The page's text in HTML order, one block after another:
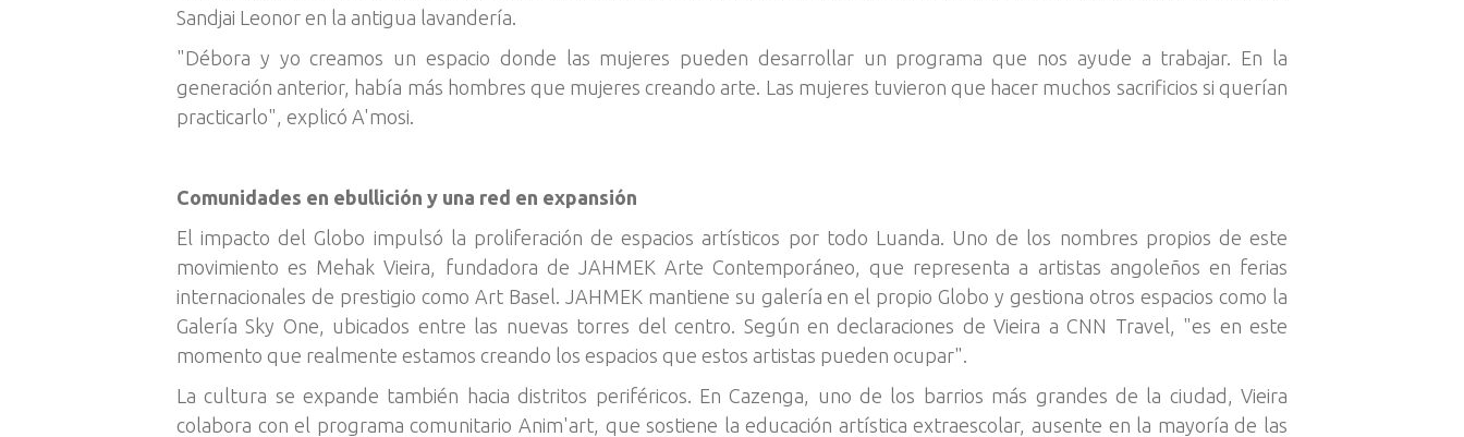
Sandjai Leonor en la antigua lavandería.
"Débora y yo creamos un espacio donde las mujeres pueden desarrollar un programa que nos ayude a trabajar. En la
generación anterior, había más hombres que mujeres creando arte. Las mujeres tuvieron que hacer muchos sacrificios si querían
practicarlo", explicó A'mosi.
Comunidades en ebullición y una red en expansión
El impacto del Globo impulsó la proliferación de espacios artísticos por todo Luanda. Uno de los nombres propios de este
movimiento es Mehak Vieira, fundadora de JAHMEK Arte Contemporáneo, que representa a artistas angoleños en ferias
internacionales de prestigio como Art Basel. JAHMEK mantiene su galería en el propio Globo y gestiona otros espacios como la
Galería Sky One, ubicados entre las nuevas torres del centro. Según en declaraciones de Vieira a CNN Travel, "es en este
momento que realmente estamos creando los espacios que estos artistas pueden ocupar".
La cultura se expande también hacia distritos periféricos. En Cazenga, uno de los barrios más grandes de la ciudad, Vieira
colabora con el programa comunitario Anim'art, que sostiene la educación artística extraescolar, ausente en la mayoría de las